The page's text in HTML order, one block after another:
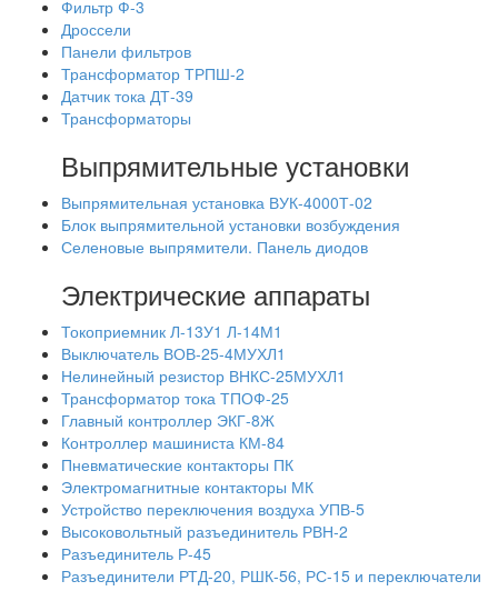
Фильтр Ф-3
Дроссели
Панели фильтров
Трансформатор ТРПШ-2
Датчик тока ДТ-39
Трансформаторы
Выпрямительные установки
Выпрямительная установка ВУК-4000Т-02
Блок выпрямительной установки возбуждения
Селеновые выпрямители. Панель диодов
Электрические аппараты
Токоприемник Л-13У1 Л-14М1
Выключатель ВОВ-25-4МУХЛ1
Нелинейный резистор ВНКС-25МУХЛ1
Трансформатор тока ТПОФ-25
Главный контроллер ЭКГ-8Ж
Контроллер машиниста КМ-84
Пневматические контакторы ПК
Электромагнитные контакторы МК
Устройство переключения воздуха УПВ-5
Высоковольтный разъединитель РВН-2
Разъединитель Р-45
Разъединители РТД-20, РШК-56, РС-15 и переключатели